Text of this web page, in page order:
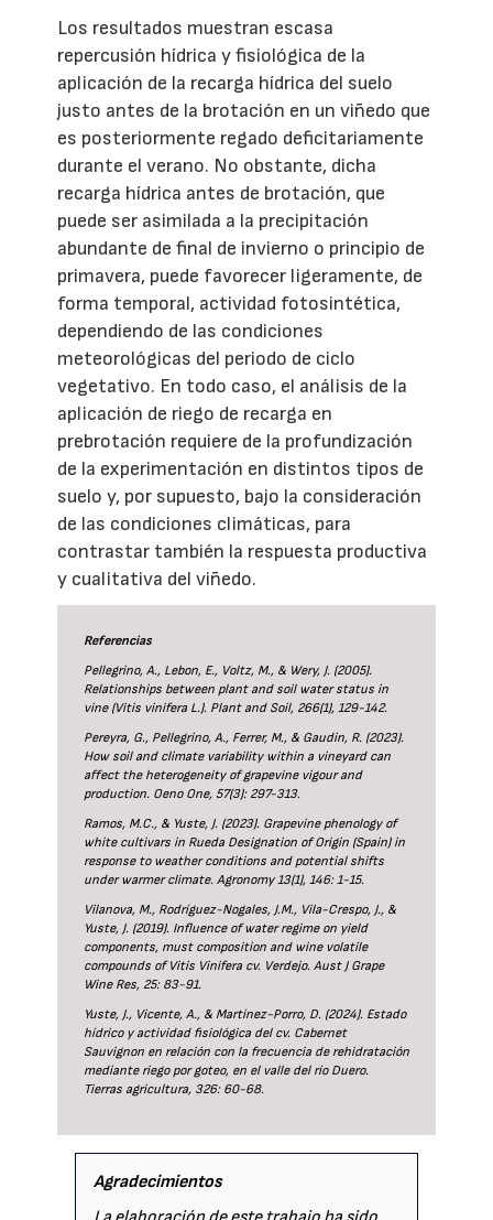
Los resultados muestran escasa
repercusión hídrica y fisiológica de la
aplicación de la recarga hídrica del suelo
justo antes de la brotación en un viñedo que
es posteriormente regado deficitariamente
durante el verano. No obstante, dicha
recarga hídrica antes de brotación, que
puede ser asimilada a la precipitación
abundante de final de invierno o principio de
primavera, puede favorecer ligeramente, de
forma temporal, actividad fotosintética,
dependiendo de las condiciones
meteorológicas del periodo de ciclo
vegetativo. En todo caso, el análisis de la
aplicación de riego de recarga en
prebrotación requiere de la profundización
de la experimentación en distintos tipos de
suelo y, por supuesto, bajo la consideración
de las condiciones climáticas, para
contrastar también la respuesta productiva
y cualitativa del viñedo.
Referencias
Pellegrino, A., Lebon, E., Voltz, M., & Wery, J. (2005).
Relationships between plant and soil water status in
vine (Vitis vinifera L.). Plant and Soil, 266(1), 129-142.
Pereyra, G., Pellegrino, A., Ferrer, M., & Gaudin, R. (2023).
How soil and climate variability within a vineyard can
affect the heterogeneity of grapevine vigour and
production. Oeno One, 57(3): 297-313.
Ramos, M.C., & Yuste, J. (2023). Grapevine phenology of
white cultivars in Rueda Designation of Origin (Spain) in
response to weather conditions and potential shifts
under warmer climate. Agronomy 13(1), 146: 1-15.
Vilanova, M., Rodríguez-Nogales, J.M., Vila-Crespo, J., &
Yuste, J. (2019). Influence of water regime on yield
components, must composition and wine volatile
compounds of Vitis Vinifera cv. Verdejo. Aust J Grape
Wine Res, 25: 83-91.
Yuste, J., Vicente, A., & Martínez-Porro, D. (2024). Estado
hídrico y actividad fisiológica del cv. Cabernet
Sauvignon en relación con la frecuencia de rehidratación
mediante riego por goteo, en el valle del río Duero.
Tierras agricultura, 326: 60-68.
Agradecimientos